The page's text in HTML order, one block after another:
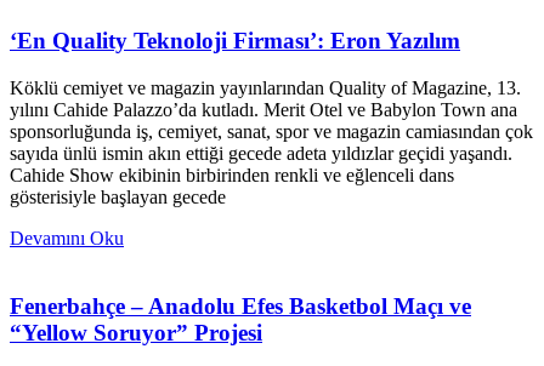
‘En Quality Teknoloji Firması’: Eron Yazılım
Köklü cemiyet ve magazin yayınlarından Quality of Magazine, 13.
yılını Cahide Palazzo’da kutladı. Merit Otel ve Babylon Town ana
sponsorluğunda iş, cemiyet, sanat, spor ve magazin camiasından çok
sayıda ünlü ismin akın ettiği gecede adeta yıldızlar geçidi yaşandı.
Cahide Show ekibinin birbirinden renkli ve eğlenceli dans
gösterisiyle başlayan gecede
Devamını Oku
Fenerbahçe – Anadolu Efes Basketbol Maçı ve
“Yellow Soruyor” Projesi